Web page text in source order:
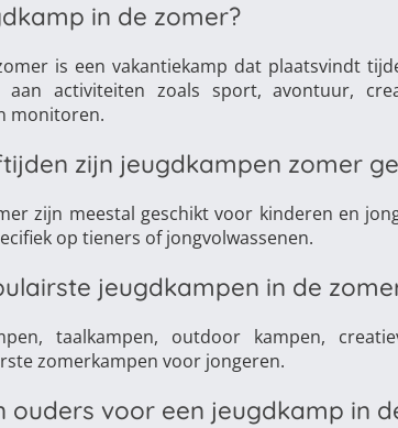
in de zomer?
is een vakantiekamp dat plaatsvindt
aan activiteiten zoals sport, avontuur,
monitoren.
zijn jeugdkampen zomer
zijn meestal geschikt voor kinderen en
op tieners of jongvolwassenen.
jeugdkampen in de
taalkampen, outdoor kampen,
zomerkampen voor jongeren.
ouders voor een jeugdkamp in